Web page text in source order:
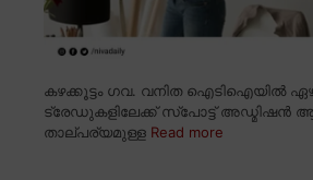
കഴക്കൂട്ടം ഗവ. വനിത ഐടിഐയിൽ
ട്രേഡുകളിലേക്ക് സ്പോട്ട് അഡ്മിഷൻ
താല്പര്യമുള്ള Read more